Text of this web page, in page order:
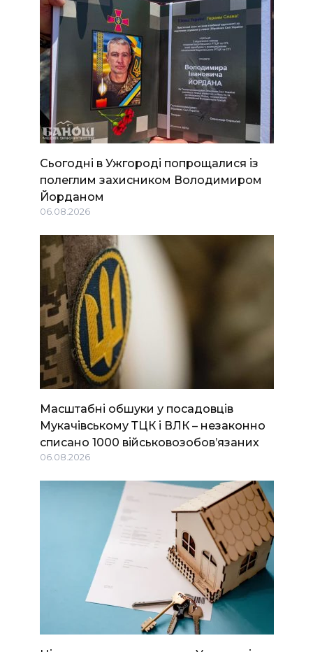
Сьогодні в Ужгороді попрощалися із
полеглим захисником Володимиром
Йорданом
06.08.2026
Масштабні обшуки у посадовців
Мукачівському ТЦК і ВЛК – незаконно
списано 1000 військовозобов’язаних
06.08.2026